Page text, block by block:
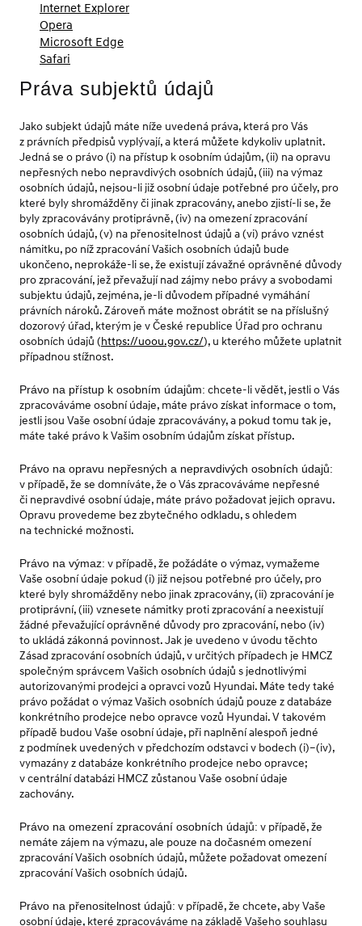
Internet Explorer
Opera
Microsoft Edge
Safari
Práva subjektů údajů
Jako subjekt údajů máte níže uvedená práva, která pro Vás
z právních předpisů vyplývají, a která můžete kdykoliv uplatnit.
Jedná se o právo (i) na přístup k osobním údajům, (ii) na opravu
nepřesných nebo nepravdivých osobních údajů, (iii) na výmaz
osobních údajů, nejsou-li již osobní údaje potřebné pro účely, pro
které byly shromážděny či jinak zpracovány, anebo zjistí-li se, že
byly zpracovávány protiprávně, (iv) na omezení zpracování
osobních údajů, (v) na přenositelnost údajů a (vi) právo vznést
námitku, po níž zpracování Vašich osobních údajů bude
ukončeno, neprokáže-li se, že existují závažné oprávněné důvody
pro zpracování, jež převažují nad zájmy nebo právy a svobodami
subjektu údajů, zejména, je-li důvodem případné vymáhání
právních nároků. Zároveň máte možnost obrátit se na příslušný
dozorový úřad, kterým je v České republice Úřad pro ochranu
osobních údajů (https://uoou.gov.cz/), u kterého můžete uplatnit
případnou stížnost.
Právo na přístup k osobním údajům: chcete-li vědět, jestli o Vás
zpracováváme osobní údaje, máte právo získat informace o tom,
jestli jsou Vaše osobní údaje zpracovávány, a pokud tomu tak je,
máte také právo k Vašim osobním údajům získat přístup.
Právo na opravu nepřesných a nepravdivých osobních údajů:
v případě, že se domníváte, že o Vás zpracováváme nepřesné
či nepravdivé osobní údaje, máte právo požadovat jejich opravu.
Opravu provedeme bez zbytečného odkladu, s ohledem
na technické možnosti.
Právo na výmaz: v případě, že požádáte o výmaz, vymažeme
Vaše osobní údaje pokud (i) již nejsou potřebné pro účely, pro
které byly shromážděny nebo jinak zpracovány, (ii) zpracování je
protiprávní, (iii) vznesete námitky proti zpracování a neexistují
žádné převažující oprávněné důvody pro zpracování, nebo (iv)
to ukládá zákonná povinnost. Jak je uvedeno v úvodu těchto
Zásad zpracování osobních údajů, v určitých případech je HMCZ
společným správcem Vašich osobních údajů s jednotlivými
autorizovanými prodejci a opravci vozů Hyundai. Máte tedy také
právo požádat o výmaz Vašich osobních údajů pouze z databáze
konkrétního prodejce nebo opravce vozů Hyundai. V takovém
případě budou Vaše osobní údaje, při naplnění alespoň jedné
z podmínek uvedených v předchozím odstavci v bodech (i)–(iv),
vymazány z databáze konkrétního prodejce nebo opravce;
v centrální databázi HMCZ zůstanou Vaše osobní údaje
zachovány.
Právo na omezení zpracování osobních údajů: v případě, že
nemáte zájem na výmazu, ale pouze na dočasném omezení
zpracování Vašich osobních údajů, můžete požadovat omezení
zpracování Vašich osobních údajů.
Právo na přenositelnost údajů: v případě, že chcete, aby Vaše
osobní údaje, které zpracováváme na základě Vašeho souhlasu